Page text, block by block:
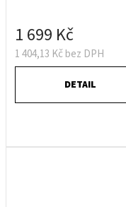
1 404,13 Kč bez DPH
1 699 Kč
DETAIL